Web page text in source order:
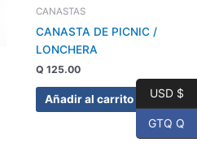
CANASTAS
CANASTA DE PICNIC /
LONCHERA
Q 125.00
Añadir al carrito USD $
GTQ Q